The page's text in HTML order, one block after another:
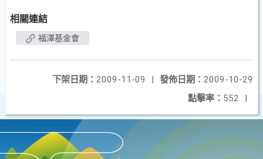
相關連結
福澤基金會
發佈日期： 2009-10-29
下架日期： 2009-11-09
|
點擊率： 552 |